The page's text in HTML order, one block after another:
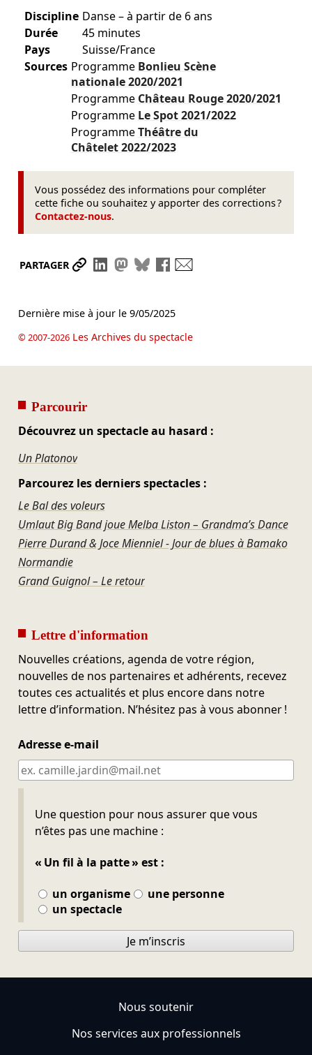
Discipline Danse – à partir de 6 ans
Durée
45 minutes
Pays
Suisse/France
Sources Programme Bonlieu Scène
nationale2020/2021
Programme Château Rouge2020/2021
Programme Le Spot2021/2022
ProgrammeThéâtre du
Châtelet2022/2023
Vous possédez des informations pour compléter
cette fiche ou souhaitez y apporter des corrections ?
Contactez-nous.
PARTAGER Partager le lien
Partager sur LinkedIn
Partager sur Mastodon
Partager sur Bluesky
Partager sur Facebook
Dernière mise à jour le 9/05/2025
© 2007-2026Les Archives du spectacle
Parcourir
Découvrez un spectacle au hasard :
Un Platonov
Parcourez les derniers spectacles :
Le Bal des voleurs
Umlaut Big Band joue Melba Liston – Grandma’s Dance
Pierre Durand & Joce Mienniel - Jour de blues à Bamako
Normandie
Grand Guignol – Le retour
Lettre d'information
Nouvelles créations, agenda de votre région,
nouvelles de nos partenaires et adhérents, recevez
toutes ces actualités et plus encore dans notre
lettre d’information. N’hésitez pas à vous abonner !
Adresse e-mail
Une question pour nous assurer que vous
n’êtes pas une machine :
« Un fil à la patte » est :
un organisme
une personne
un spectacle
Ne pas remplir
Je m’inscris
Nous soutenir
Nos services aux professionnels